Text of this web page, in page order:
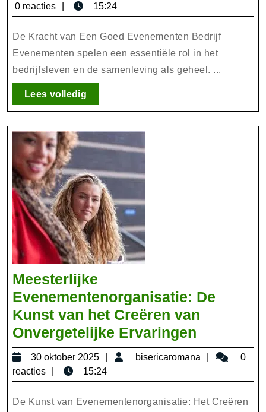
een
Top
Evenementen
Bedrijf
2025
0 reacties
15:24
De Kracht van Een Goed Evenementen Bedrijf
Evenementen spelen een essentiële rol in het
bedrijfsleven en de samenleving als geheel. ...
Lees volledigLees
volledig
Meesterlijke
Evenementenorganisatie: De
Kunst van het Creëren van
Onvergetelijke Ervaringen
De
Kunst
van
30 oktober 2025
30
2025
bisericaromana
0
reacties
15:24
De Kunst van Evenementenorganisatie: Het Creëren